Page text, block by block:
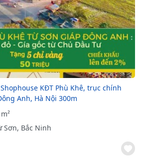
KĐT Phù Khê, trục chính
Anh, Hà Nội 300m
Sơn, Bắc Ninh